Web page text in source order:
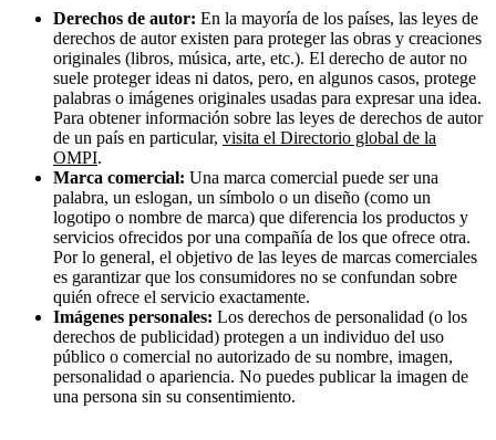
Derechos de autor: En la mayoría de los países, las leyes de
derechos de autor existen para proteger las obras y creaciones
originales (libros, música, arte, etc.). El derecho de autor no
suele proteger ideas ni datos, pero, en algunos casos, protege
palabras o imágenes originales usadas para expresar una idea.
Para obtener información sobre las leyes de derechos de autor
de un país en particular, visita el Directorio global de la
OMPI.
Marca comercial: Una marca comercial puede ser una
palabra, un eslogan, un símbolo o un diseño (como un
logotipo o nombre de marca) que diferencia los productos y
servicios ofrecidos por una compañía de los que ofrece otra.
Por lo general, el objetivo de las leyes de marcas comerciales
es garantizar que los consumidores no se confundan sobre
quién ofrece el servicio exactamente.
Imágenes personales: Los derechos de personalidad (o los
derechos de publicidad) protegen a un individuo del uso
público o comercial no autorizado de su nombre, imagen,
personalidad o apariencia. No puedes publicar la imagen de
una persona sin su consentimiento.